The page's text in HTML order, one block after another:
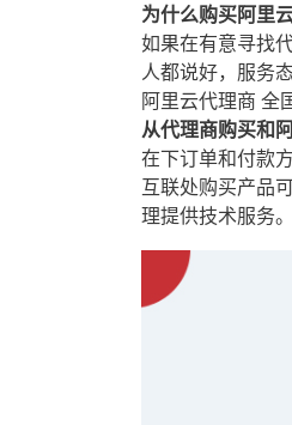
为什么购买阿里
如果在有意寻找
人都说好，服务
阿里云代理商 全
从代理商购买和
在下订单和付款
互联处购买产品
理提供技术服务。